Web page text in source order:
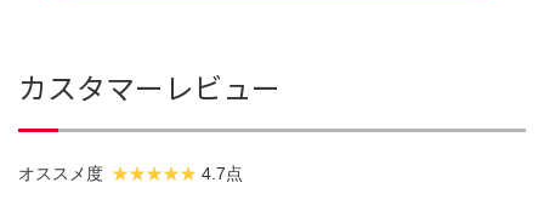
カスタマーレビュー
オススメ度 4.7点